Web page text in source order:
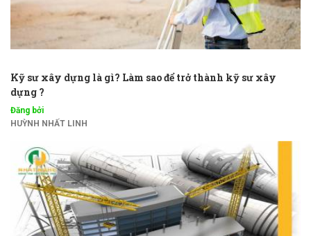
Kỹ sư xây dựng là gì? Làm sao để trở thành kỹ sư xây
dựng ?
Đăng bởi
HUỲNH NHẤT LINH